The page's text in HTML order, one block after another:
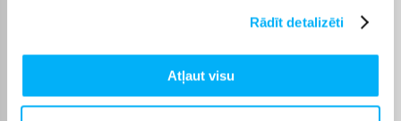
Rādīt detalizēti
Atļaut visu
0.4